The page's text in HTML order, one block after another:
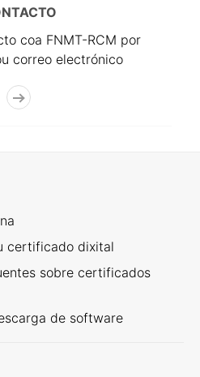
coa FNMT-RCM por
correo electrónico
certificado dixital
sobre certificados
de software